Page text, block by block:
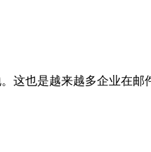
这也是越来越多企业在邮